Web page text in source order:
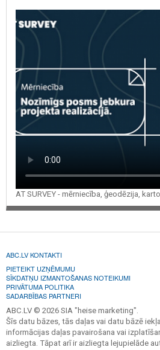
AT SURVEY - mērniecība, ģeodēzija,
ABC.LV KONTAKTI
PIETEIKT UZŅĒMUMU
SĪKDATŅU IZMANTOŠANAS NOTEIKUMI
PRIVĀTUMA POLITIKA
SADARBĪBAS PARTNERI
ABC.LV © 2026 SIA "heise marketing".
Šīs datu bāzes, tās daļas vai datu bāzē
informācijas daļas pavairošana vai
aizliegta. Tāpat arī ir aizliegta lejupielāde